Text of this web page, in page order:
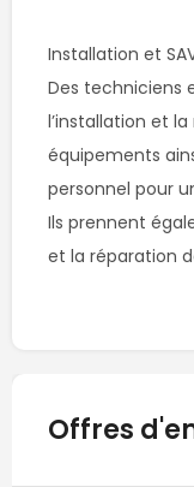
Installation et
Des techniciens
l’installation et
équipements
personnel pour
Ils prennent
et la réparation
Offres